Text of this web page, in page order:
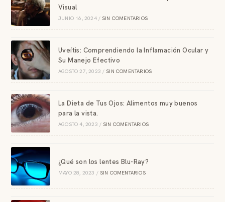
Visual
JUNIO 16, 2024 / SIN COMENTARIOS
Uveítis: Comprendiendo la Inflamación Ocular y
Su Manejo Efectivo
AGOSTO 27, 2023 / SIN COMENTARIOS
La Dieta de Tus Ojos: Alimentos muy buenos
para la vista.
AGOSTO 4, 2023 / SIN COMENTARIOS
¿Qué son los lentes Blu-Ray?
MAYO 28, 2023 / SIN COMENTARIOS